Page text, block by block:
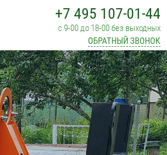
+7 495 107-01-44
с 9-00 до 18-00 без выходных
ОБРАТНЫЙ ЗВОНОК